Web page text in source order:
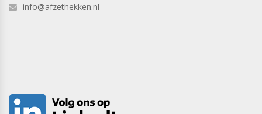
info@afzethekken.nl